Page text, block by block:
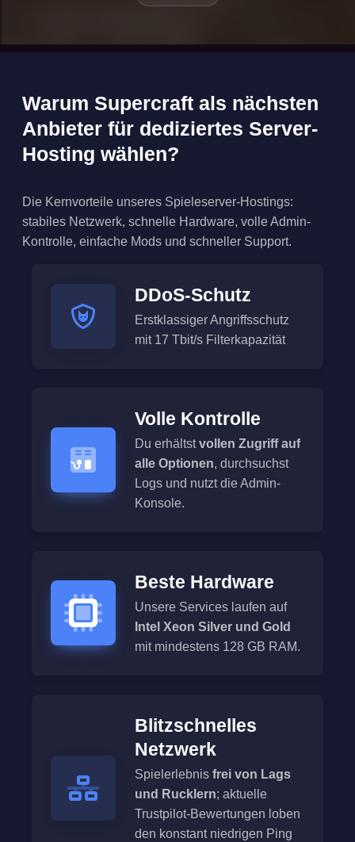
Warum Supercraft als nächsten
Anbieter für dediziertes Server-
Hosting wählen?
Die Kernvorteile unseres Spieleserver-Hostings:
stabiles Netzwerk, schnelle Hardware, volle Admin-
Kontrolle, einfache Mods und schneller Support.
DDoS-Schutz
Erstklassiger Angriffsschutz
mit 17 Tbit/s Filterkapazität
Volle Kontrolle
Du erhältstvollen Zugriff auf
alle Optionen, durchsuchst
Logs und nutzt die Admin-
Konsole.
Beste Hardware
Unsere Services laufen auf
Intel Xeon Silver und Gold
mit mindestens 128 GB RAM.
Blitzschnelles
Netzwerk
Spielerlebnis frei von Lags
und Rucklern; aktuelle
Trustpilot-Bewertungen loben
den konstant niedrigen Ping